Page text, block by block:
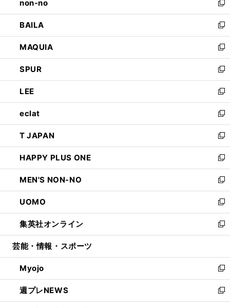
く
で
開
く
い
ウ
ィ
ン
ド
ウ
で
開
く
non-no
新
し
い
ウ
ィ
ン
ド
ウ
で
開
く
BAILA
新
し
い
ウ
ィ
ン
ド
ウ
で
開
く
MAQUIA
新
し
い
ウ
ィ
ン
ド
ウ
で
開
く
SPUR
新
し
い
ウ
ィ
ン
ド
ウ
で
開
く
LEE
新
し
い
ウ
ィ
ン
ド
ウ
で
開
く
eclat
新
し
い
ウ
ィ
ン
ド
ウ
で
開
く
T JAPAN
新
し
い
ウ
ィ
ン
ド
ウ
で
開
HAPPY PLUS ONE
新
し
い
ウ
ィ
ン
ド
ウ
開
く
MEN'S NON-NO
新
し
い
ウ
ィ
ン
ウ
で
開
く
UOMO
新
し
い
ウ
ン
ド
ウ
で
開
集英社オンライン
新
し
ウ
ィ
ン
ド
ウ
芸能・情報・スポーツ
Myojo
新
し
い
ウ
週プレNEWS
新
し